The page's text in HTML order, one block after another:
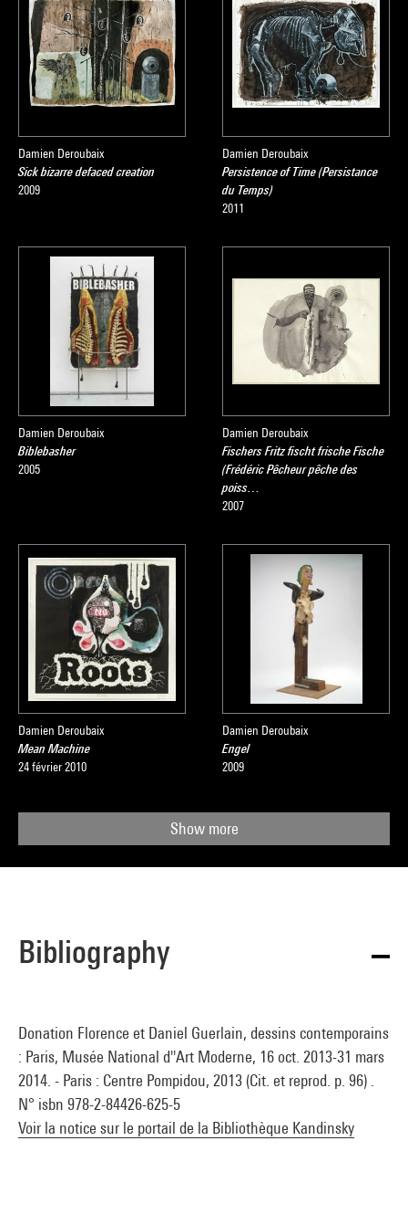
Damien Deroubaix
Sick bizarre defaced creation
2009
Damien Deroubaix
Persistence of Time (Persistance
du Temps)
2011
Damien Deroubaix
Biblebasher
2005
Damien Deroubaix
Fischers Fritz fischt frische Fische
(Frédéric Pêcheur pêche des
poiss…
2007
Damien Deroubaix
Mean Machine
24 février 2010
Damien Deroubaix
Engel
2009
Show more
Bibliography
Donation Florence et Daniel Guerlain, dessins contemporains
: Paris, Musée National d''Art Moderne, 16 oct. 2013-31 mars
2014. - Paris : Centre Pompidou, 2013 (Cit. et reprod. p. 96) .
N° isbn 978-2-84426-625-5
Voir la notice sur le portail de la Bibliothèque Kandinsky